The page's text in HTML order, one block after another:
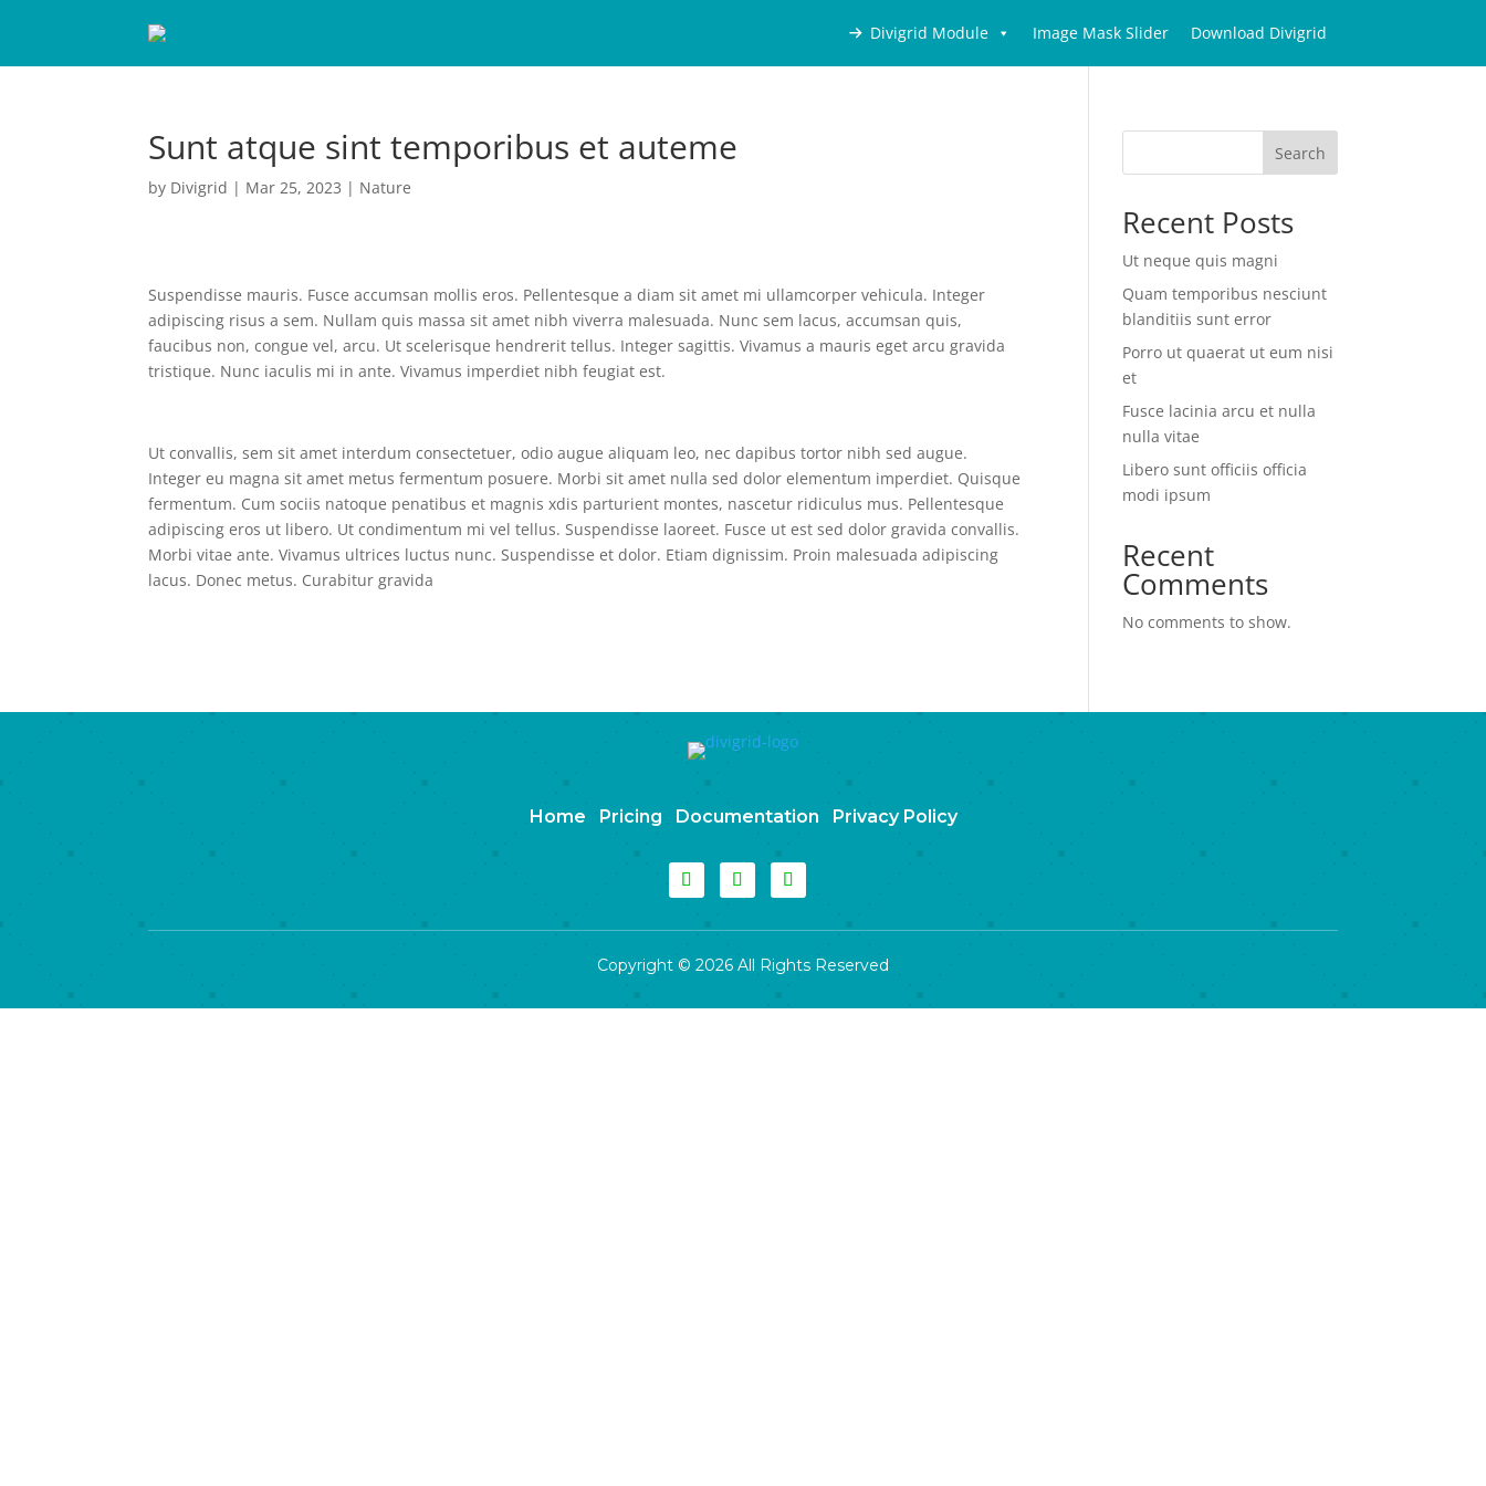
Divigrid Module Image Mask Slider Download Divigrid
Sunt atque sint temporibus et auteme
by Divigrid | Mar 25, 2023 | Nature
Suspendisse mauris. Fusce accumsan mollis eros. Pellentesque a diam sit amet mi ullamcorper vehicula. Integer
adipiscing risus a sem. Nullam quis massa sit amet nibh viverra malesuada. Nunc sem lacus, accumsan quis,
faucibus non, congue vel, arcu. Ut scelerisque hendrerit tellus. Integer sagittis. Vivamus a mauris eget arcu gravida
tristique. Nunc iaculis mi in ante. Vivamus imperdiet nibh feugiat est.
Ut convallis, sem sit amet interdum consectetuer, odio augue aliquam leo, nec dapibus tortor nibh sed augue.
Integer eu magna sit amet metus fermentum posuere. Morbi sit amet nulla sed dolor elementum imperdiet. Quisque
fermentum. Cum sociis natoque penatibus et magnis xdis parturient montes, nascetur ridiculus mus. Pellentesque
adipiscing eros ut libero. Ut condimentum mi vel tellus. Suspendisse laoreet. Fusce ut est sed dolor gravida convallis.
Morbi vitae ante. Vivamus ultrices luctus nunc. Suspendisse et dolor. Etiam dignissim. Proin malesuada adipiscing
lacus. Donec metus. Curabitur gravida
Search
Recent Posts
Ut neque quis magni
Quam temporibus nesciunt
blanditiis sunt error
Porro ut quaerat ut eum nisi
et
Fusce lacinia arcu et nulla
nulla vitae
Libero sunt officiis officia
modi ipsum
Recent
Comments
No comments to show.
Home Pricing Documentation Privacy Policy
Copyright © 2026 All Rights Reserved